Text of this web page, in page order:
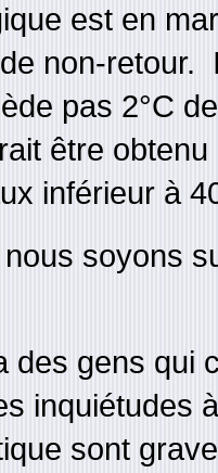
est en
non-retour.
pas 2°C
être
inférieur à
soyons
des gens qui
inquiétudes
sont